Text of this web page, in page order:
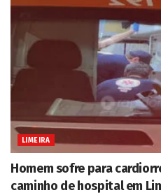
LIMEIRA
Homem sofre para
caminho de hospital em